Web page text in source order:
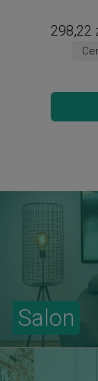
298,22
Salon